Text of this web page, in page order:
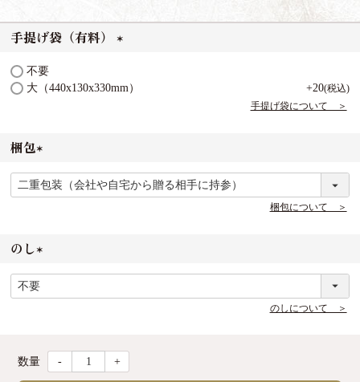
手提げ袋（有料）
不要
大（440x130x330mm）
+20 税込
手提げ袋について ＞
梱包
(
必
梱包について ＞
のし
(
必
のしについて ＞
- +